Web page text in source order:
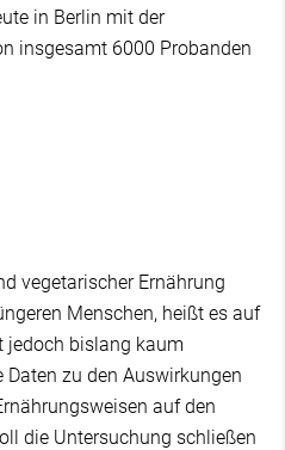
in Berlin mit der
insgesamt 6000 Probanden
vegetarischer Ernährung
Menschen, heißt es auf
jedoch bislang kaum
zu den Auswirkungen
auf den
die Untersuchung schließen